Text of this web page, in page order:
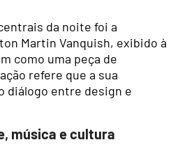
da noite foi a
Martin Vanquish, exibido à
como uma peça de
refere que a sua
diálogo entre design e
música e cultura